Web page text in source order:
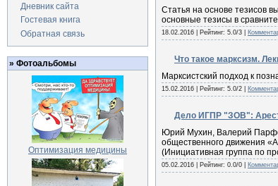
Дневник сайта
Гостевая книга
Обратная связь
» Фотоальбомы
Оптимизация медицины
Статья на основе тезисов
основные тезисы в
18.02.2016 | Рейтинг: 5.0/3 |
Что такое марксизм.
Марксистский подход к
15.02.2016 | Рейтинг: 5.0/2 |
Дело ИГПР "ЗОВ":
Юрий Мухин, Валерий
общественного движения
(Инициативная группа по
05.02.2016 | Рейтинг: 0.0/0 |